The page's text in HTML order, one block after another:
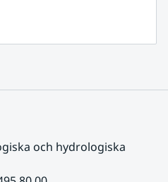
och hydrologiska